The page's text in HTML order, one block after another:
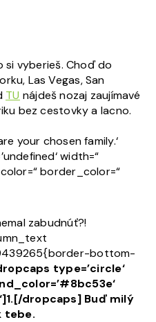
si vyberieš. Choď do
Las Vegas, San
TU nájdeš nozaj zaujímavé
bez cestovky a lacno.
your chosen family.‘
width=“
border_color=“
zabudnúť?!
bottom-
type=’circle‘
dropcaps] Buď milý
tebe.